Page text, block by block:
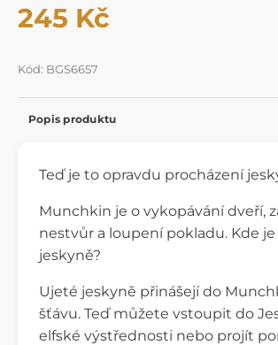
245 Kč
Kód: BGS6657
Popis produktu
Teď je to opravdu procházení
Munchkin je o vykopávání dveří,
nestvůr a loupení pokladu. Kde je
jeskyně?
Ujeté jeskyně přinášejí do
šťávu. Teď můžete vstoupit do
elfské výstřednosti nebo projít